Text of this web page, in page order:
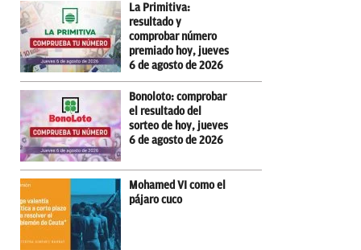
La Primitiva:
resultado y
comprobar número
premiado hoy, jueves
6 de agosto de 2026
Bonoloto: comprobar
el resultado del
sorteo de hoy, jueves
6 de agosto de 2026
Mohamed VI como el
pájaro cuco